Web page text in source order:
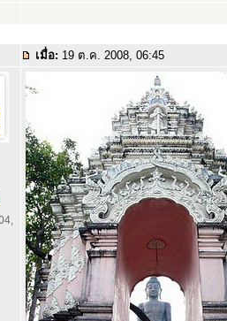
เมื่อ: 19 ต.ค. 2008, 06:45